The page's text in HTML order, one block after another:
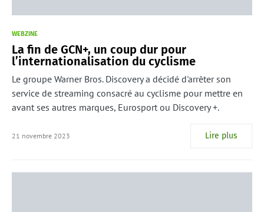
WEBZINE
La fin de GCN+, un coup dur pour
l’internationalisation du cyclisme
Le groupe Warner Bros. Discovery a décidé d'arrêter son
service de streaming consacré au cyclisme pour mettre en
avant ses autres marques, Eurosport ou Discovery +.
21 novembre 2023 Lire plus